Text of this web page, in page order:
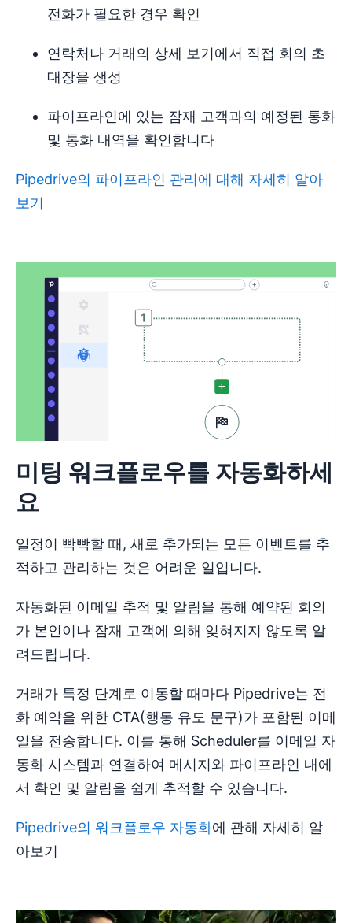
전화가 필요한 경우 확인
연락처나 거래의 상세 보기에서 직접 회의 초
대장을 생성
파이프라인에 있는 잠재 고객과의 예정된 통화
및 통화 내역을 확인합니다
Pipedrive의 파이프라인 관리에 대해 자세히 알아
보기
미팅 워크플로우를 자동화하세
요
일정이 빡빡할 때, 새로 추가되는 모든 이벤트를 추
적하고 관리하는 것은 어려운 일입니다.
자동화된 이메일 추적 및 알림을 통해 예약된 회의
가 본인이나 잠재 고객에 의해 잊혀지지 않도록 알
려드립니다.
거래가 특정 단계로 이동할 때마다 Pipedrive는 전
화 예약을 위한 CTA(행동 유도 문구)가 포함된 이메
일을 전송합니다. 이를 통해 Scheduler를 이메일 자
동화 시스템과 연결하여 메시지와 파이프라인 내에
서 확인 및 알림을 쉽게 추적할 수 있습니다.
Pipedrive의 워크플로우 자동화에 관해 자세히 알
아보기